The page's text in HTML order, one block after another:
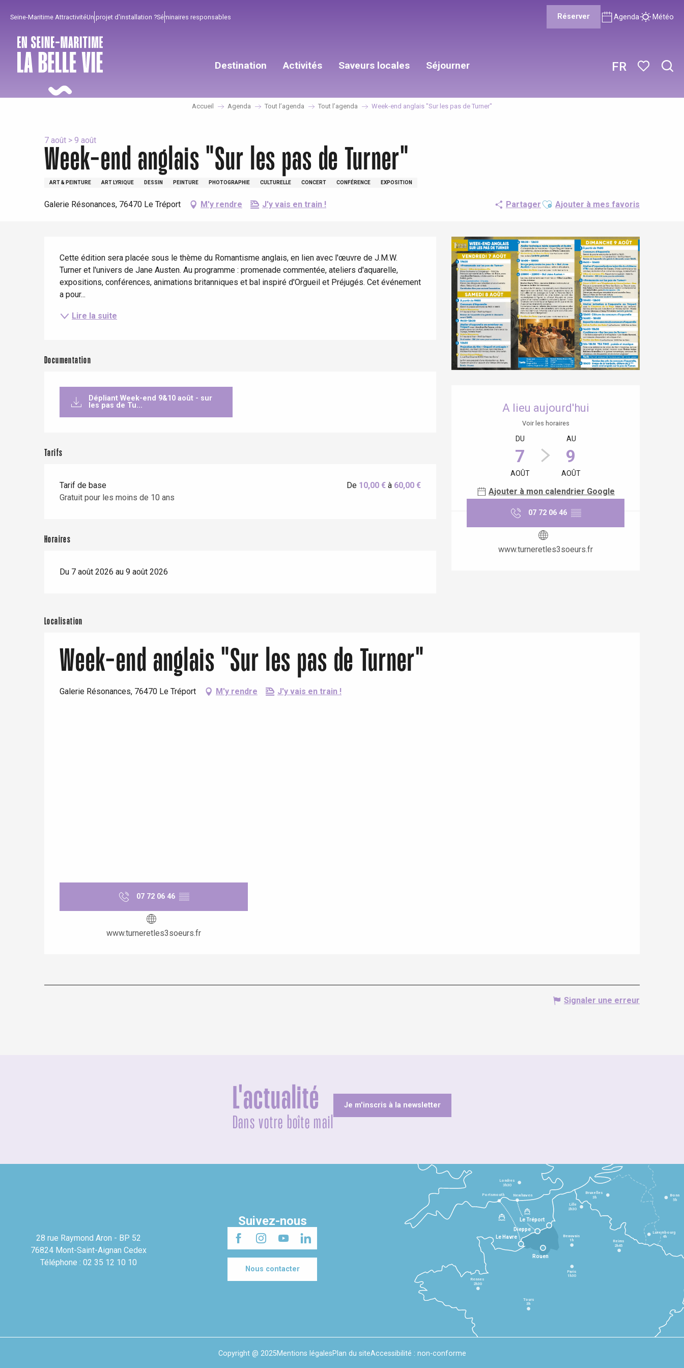
principal
FR
Seine-Maritime AttractivitéUn projet d'installation ?Séminaires responsables Réserver Agenda Météo
Destination
Buchy
Valery-en-Caux
Criel-sur-Mer
Neufchâtel-en-Bray
Dieppe
Paris 1h30
Activités
Pour profiter
Tout l'agenda
Avec les enfants
Entre amis
Saveurs locales
Incontournables
Lieux branchés
Séjourner
Bien de chez nous !
Séjours en bord de
Séjours à vélo
Accueil Agenda Tout l’agenda Tout l’agenda Week-end anglais "Sur les pas de Turner"
7 août > 9 août
Week-end anglais "Sur les pas de Turner"
ART & PEINTURE ART LYRIQUE DESSIN PEINTURE PHOTOGRAPHIE CULTURELLE CONCERT CONFÉRENCE EXPOSITION
Galerie Résonances, 76470 Le Tréport M'y rendre J'y vais en train ! Partager Ajouter aux favoris
Ajouter à mes favoris
A lieu aujourd'hui
Voir les horaires
DU
7
AOÛT
AU
9
AOÛT
Ajouter à mon calendrier Google
07 72 06 46 ▒▒
www.turneretles3soeurs.fr
Cette édition sera placée sous le thème du Romantisme anglais, en lien avec l'œuvre de J.M.W.
Turner et l'univers de Jane Austen. Au programme : promenade commentée, ateliers d'aquarelle,
expositions, conférences, animations britanniques et bal inspiré d'Orgueil et Préjugés. Cet événement
a pour...
Lire la suite
Documentation
Dépliant Week-end 9&10 août - sur
les pas de Tu...
Tarifs
Tarif de base
Gratuit pour les moins de 10 ans
De 10,00 € à 60,00 €
Horaires
Du 7 août 2026 au 9 août 2026
Localisation
Week-end anglais "Sur les pas de Turner"
Galerie Résonances, 76470 Le Tréport M'y rendre J'y vais en train !
07 72 06 46 ▒▒
www.turneretles3soeurs.fr
Signaler une erreur
L'actualité
Dans votre boîte mail
Je m'inscris à la newsletter
28 rue Raymond Aron - BP 52
76824 Mont-Saint-Aignan Cedex
Téléphone : 02 35 12 10 10
Suivez-nous
Nous contacter
Le Havre
Dieppe
Le Tréport
Rennes
2h30
Tours
3h
Paris
1h30
Beauvais
1h Reims
2h45
Lille
2h30
Bruxelles
3h
Londres
3h30
Newhaven
Portsmouth Bonn
5h
Luxembourg
4h
Rouen
Copyright @ 2025Mentions légalesPlan du siteAccessibilité : non-conforme